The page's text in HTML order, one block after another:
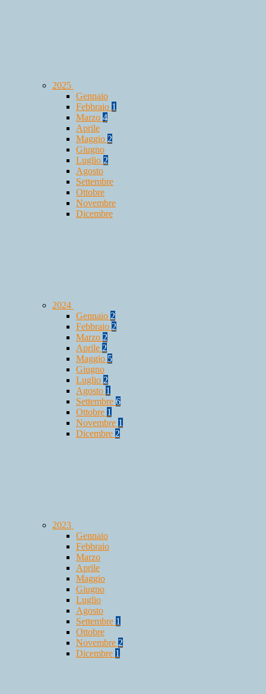
2025
Gennaio
Febbraio 1
Marzo 4
Aprile
Maggio 2
Giugno
Luglio 2
Agosto
Settembre
Ottobre
Novembre
Dicembre
2024
Gennaio 2
Febbraio 2
Marzo 2
Aprile 2
Maggio 5
Giugno
Luglio 2
Agosto 1
Settembre 6
Ottobre 1
Novembre 1
Dicembre 2
2023
Gennaio
Febbraio
Marzo
Aprile
Maggio
Giugno
Luglio
Agosto
Settembre 1
Ottobre
Novembre 2
Dicembre 1